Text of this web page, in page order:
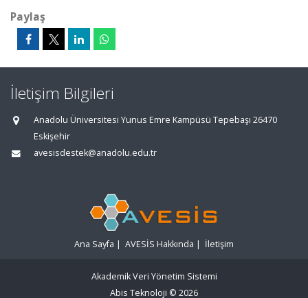
Paylaş
İletişim Bilgileri
Anadolu Üniversitesi Yunus Emre Kampüsü Tepebaşı 26470
Eskişehir
avesisdestek@anadolu.edu.tr
Ana Sayfa | AVESİS Hakkında | İletişim
Akademik Veri Yönetim Sistemi
Abis Teknoloji © 2026